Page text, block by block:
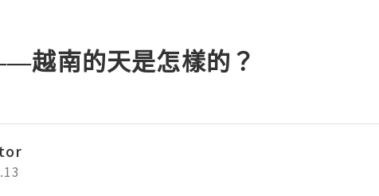
越南的天是怎樣的？